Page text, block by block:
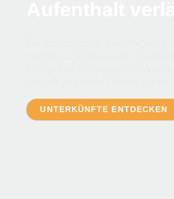
UNTERKÜNFTE ENTDECKEN